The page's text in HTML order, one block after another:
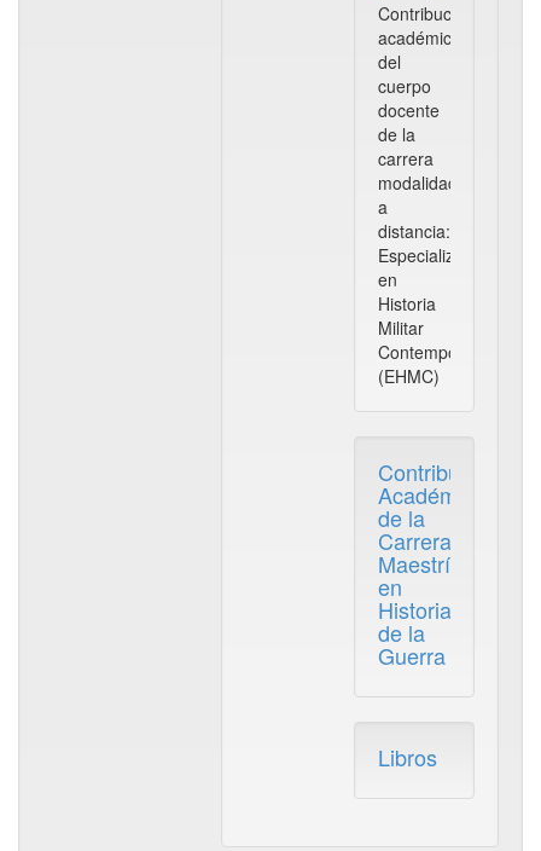
Contribuciones
académicas
del
cuerpo
docente
de la
carrera
modalidad
a
distancia:
Especialización
en
Historia
Militar
Contemporánea
(EHMC)
Contribuciones
Académicas
de la
Carrera
Maestría
en
Historia
de la
Guerra
Libros